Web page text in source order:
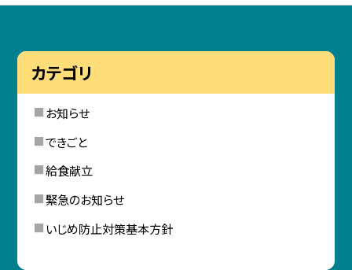
カテゴリ
お知らせ
できごと
給食献立
緊急のお知らせ
いじめ防止対策基本方針